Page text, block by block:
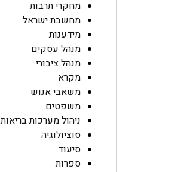
מחקרי תרבות
מחשבת ישראל
מידענות
מנהל עסקים
מנהל ציבורי
מקרא
משאבי אנוש
משפטים
ניהול מערכות בריאות
סוציולוגיה
סיעוד
ספרות